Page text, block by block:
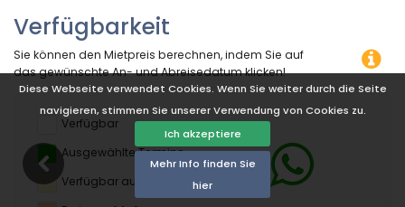
Diese Webseite verwendet Cookies. Wenn Sie weiter durch die Seite
navigieren, stimmen Sie unserer Verwendung von Cookies zu.
Ich akzeptiere
Mehr Info finden Sie
hier
Verfügbarkeit
Sie können den Mietpreis berechnen, indem Sie auf
das gewünschte An- und Abreisedatum klicken!
Verfügbar
Ausgewählte Termine
Verfügbar auf Anfrage